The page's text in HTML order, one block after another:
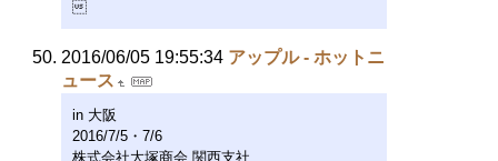
2016/06/05 19:55:34 アップル - ホットニ
ュース
in 大阪
2016/7/5・7/6
株式会社大塚商会 関西支社